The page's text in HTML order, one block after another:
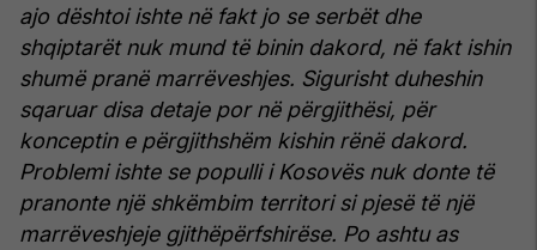
ajo dështoi ishte në fakt jo se serbët dhe
shqiptarët nuk mund të binin dakord, në fakt ishin
shumë pranë marrëveshjes. Sigurisht duheshin
sqaruar disa detaje por në përgjithësi, për
konceptin e përgjithshëm kishin rënë dakord.
Problemi ishte se populli i Kosovës nuk donte të
pranonte një shkëmbim territori si pjesë të një
marrëveshjeje gjithëpërfshirëse. Po ashtu as